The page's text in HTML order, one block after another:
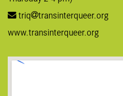
triq
transinterqueer.org
www.transinterqueer.org